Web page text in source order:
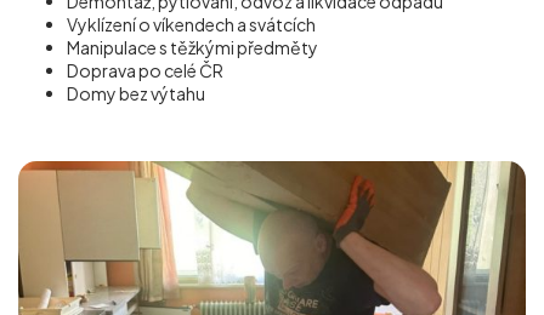
Vyklízení o víkendech a svátcích
Manipulace s těžkými předměty
Doprava po celé ČR
Domy bez výtahu